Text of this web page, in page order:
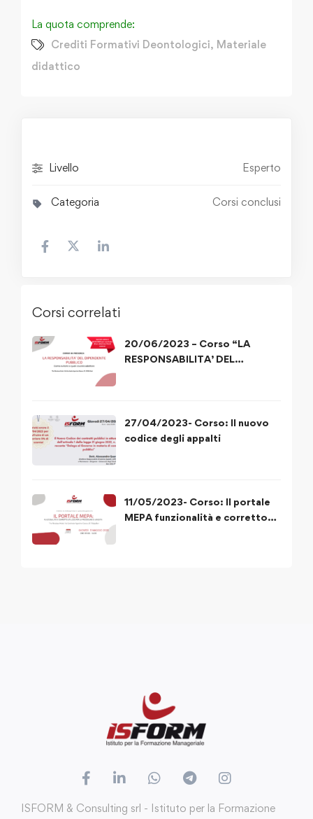
La quota comprende:
Crediti Formativi Deontologici, Materiale
didattico
Livello Esperto
Categoria Corsi conclusi
Corsi correlati
20/06/2023 – Corso “LA
RESPONSABILITA’ DEL
27/04/2023- Corso: Il nuovo
codice degli appalti
11/05/2023- Corso: Il portale
MEPA funzionalità e corretto
ISFORM & Consulting srl - Istituto per la Formazione